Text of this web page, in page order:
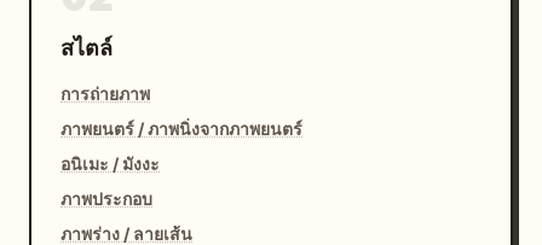
สไตล์
การถ่ายภาพ
ภาพยนตร์ / ภาพนิ่งจากภาพยนตร์
อนิเมะ / มังงะ
ภาพประกอบ
ภาพร่าง / ลายเส้น